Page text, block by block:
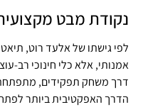
נקודת מבט
לפי גישתו של אלעד רוט,
אמנותי, אלא כלי חינוכי רב-
דרך משחק תפקידים, מתפתחת
הדרך האפקטיבית ביותר